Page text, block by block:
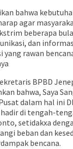
bahwa
agar
beberapa
dan
rawan
BPBD
bahwa, Saya
dalam hal ini
hadir di tengah-
setidakxa
beban dan
bencana.